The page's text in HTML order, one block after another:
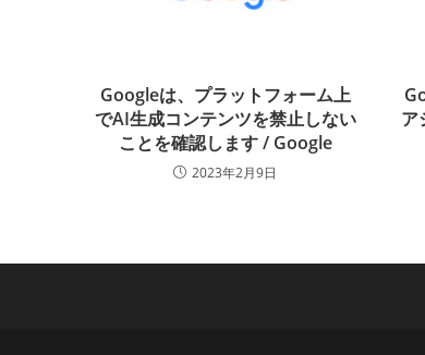
Googleは、プラットフォーム上
でAI生成コンテンツを禁止しない
ことを確認します / Google
2023年2月9日
ア